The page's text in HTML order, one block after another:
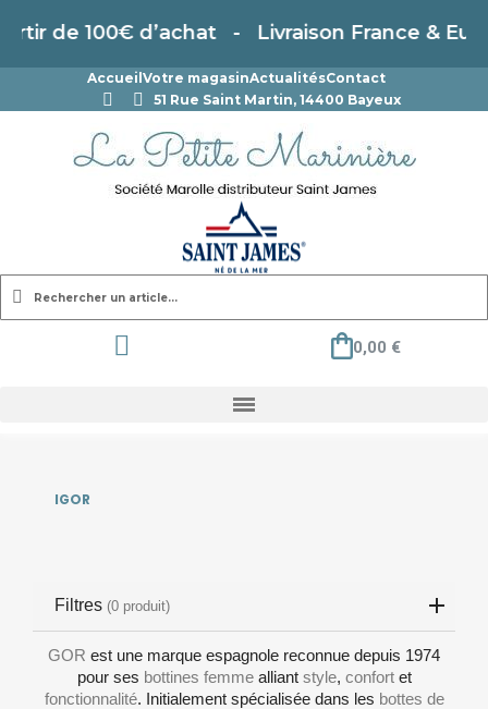
de 100€ d’achat - Livraison France &
Accueil Votre magasinActualitésContact
51 Rue Saint Martin, 14400 Bayeux
0,00 €
IGOR
Filtres (0 produit)
GOR est une marque espagnole reconnue depuis 1974
pour ses bottines femmealliant style, confortet
fonctionnalité. Initialement spécialisée dans les bottes de